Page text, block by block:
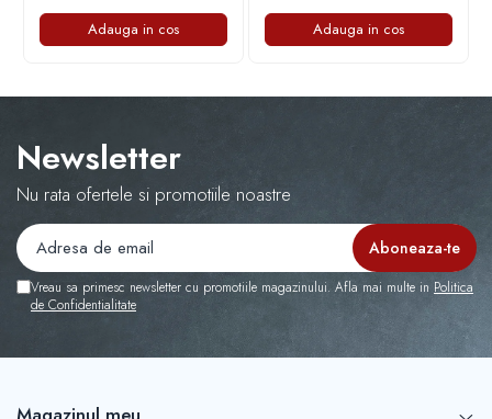
Adauga in cos Adauga in cos
Newsletter
Nu rata ofertele si promotiile noastre
Vreau sa primesc newsletter cu promotiile magazinului. Afla mai multe in Politica
de Confidentialitate